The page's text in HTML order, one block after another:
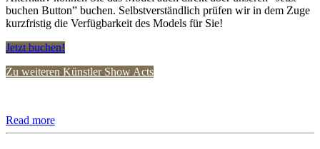
buchen Button” buchen. Selbstverständlich prüfen wir in dem Zuge
kurzfristig die Verfügbarkeit des Models für Sie!
Jetzt buchen!
Zu weiteren Künstler Show Acts
Read more